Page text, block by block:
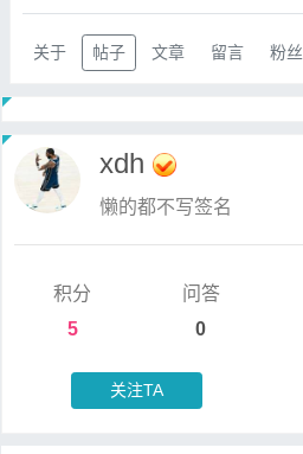
关于 帖子 文章 留言 粉丝
xdh
懒的都不写签名
积分
5
问答
0
关注TA